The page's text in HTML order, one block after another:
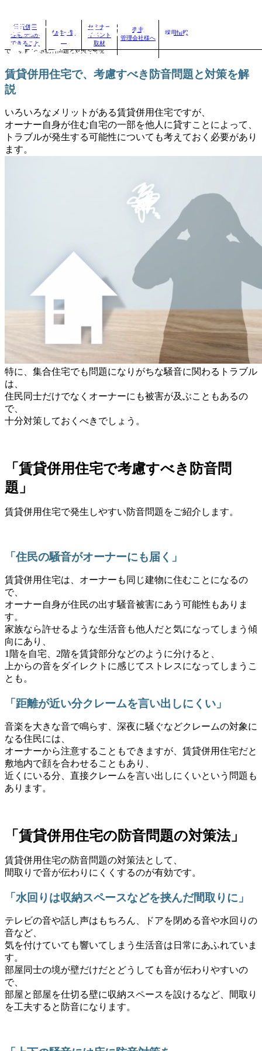
賃貸併用住宅のことなら、賃
用住宅.com
自分に合った賃貸併用住宅を見つけよう！｜>賃貸併用住宅のお役立ちコラム
で、考慮すべき防音問題と対策を解説
賃貸併用住宅で、考慮すべき防音問題と対策を解
説
いろいろなメリットがある賃貸併用住宅ですが、
オーナー自身が住む自宅の一部を他人に貸すことによって、
トラブルが発生する可能性についても考えておく必要があり
ます。
特に、集合住宅でも問題になりがちな騒音に関わるトラブル
は、
住民同士だけでなくオーナーにも被害が及ぶこともあるの
で、
十分対策しておくべきでしょう。
「賃貸併用住宅で考慮すべき防音問
題」
賃貸併用住宅で発生しやすい防音問題をご紹介します。
「住民の騒音がオーナーにも届く」
賃貸併用住宅は、オーナーも同じ建物に住むことになるの
で、
オーナー自身が住民の出す騒音被害にあう可能性もありま
す。
家族なら許せるような生活音も他人だと気になってしまう傾
向にあり、
1階を自宅、2階を賃貸部分などのように分けると、
上からの音をダイレクトに感じてストレスになってしまうこ
とも。
「距離が近い分クレームを言い出しにくい」
音楽を大きな音で鳴らす、深夜に騒ぐなどクレームの対象に
なる住民には、
オーナーから注意することもできますが、賃貸併用住宅だと
敷地内で顔を合わせることもあり、
近くにいる分、直接クレームを言い出しにくいという問題も
あります。
「賃貸併用住宅の防音問題の対策法」
賃貸併用住宅の防音問題の対策法として、
間取りで音が伝わりにくくするのが有効です。
「水回りは収納スペースなどを挟んだ間取りに」
テレビの音や話し声はもちろん、ドアを閉める音や水回りの
音など、
気を付けていても響いてしまう生活音は日常にあふれていま
す。
部屋同士の境が壁だけだとどうしても音が伝わりやすいの
で、
部屋と部屋を仕切る壁に収納スペースを設けるなど、間取り
を工夫すると防音になります。
賃貸併用
住宅.comが
できること
物件一覧
セミナー
イベント
取材
売主
管理会社様へ
採用情報